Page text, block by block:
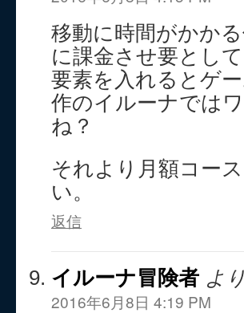
移動に時間がかか
に課金させ要とし
要素を入れるとゲ
作のイルーナでは
ね？
それより月額コー
い。
返信
イルーナ冒険者 よ
2016年6月8日 4:19 PM